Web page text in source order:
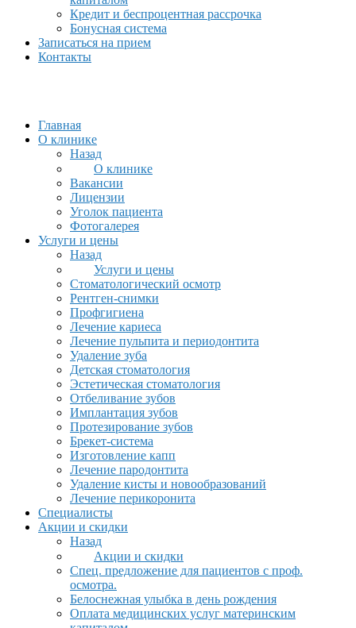
Кредит и беспроцентная рассрочка
Бонусная система
Записаться на прием
Контакты
Главная
О клинике
Назад
О клинике
Вакансии
Лицензии
Уголок пациента
Фотогалерея
Услуги и цены
Назад
Услуги и цены
Стоматологический осмотр
Рентген-снимки
Профгигиена
Лечение кариеса
Лечение пульпита и периодонтита
Удаление зуба
Детская стоматология
Эстетическая стоматология
Отбеливание зубов
Имплантация зубов
Протезирование зубов
Брекет-система
Изготовление капп
Лечение пародонтита
Удаление кисты и новообразований
Лечение перикоронита
Специалисты
Акции и скидки
Назад
Акции и скидки
Спец. предложение для пациентов с проф.
осмотра.
Белоснежная улыбка в день рождения
Оплата медицинских услуг материнским